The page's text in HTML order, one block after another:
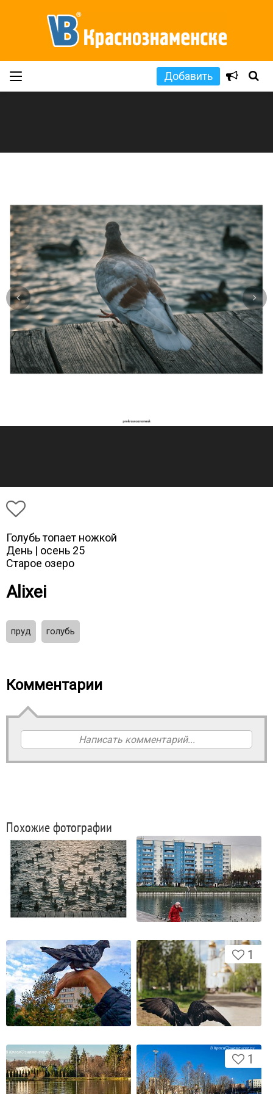
Добавить
Голубь топает ножкой
День | осень 25
Старое озеро
Alixei
пруд голубь
Комментарии
Написать комментарий...
Похожие фотографии
1
1